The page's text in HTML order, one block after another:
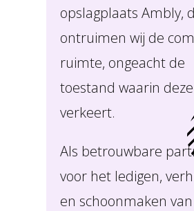
opslagplaats Ambly,
ontruimen wij de
ruimte, ongeacht de
toestand waarin deze
verkeert.
Als betrouwbare
voor het ledigen,
en schoonmaken van